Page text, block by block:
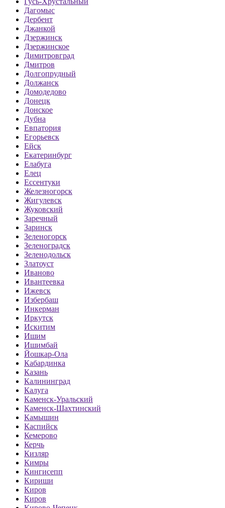
Дагомыс
Дербент
Джанкой
Дзержинск
Дзержинское
Димитровград
Дмитров
Долгопрудный
Должанск
Домодедово
Донецк
Донское
Дубна
Евпатория
Егорьевск
Ейск
Екатеринбург
Елабуга
Елец
Ессентуки
Железногорск
Жигулевск
Жуковский
Заречный
Заринск
Зеленогорск
Зеленоградск
Зеленодольск
Златоуст
Иваново
Ивантеевка
Ижевск
Избербаш
Инкерман
Иркутск
Искитим
Ишим
Ишимбай
Йошкар-Ола
Кабардинка
Казань
Калининград
Калуга
Каменск-Уральский
Каменск-Шахтинский
Камышин
Каспийск
Кемерово
Керчь
Кизляр
Кимры
Кингисепп
Кириши
Киров
Киров